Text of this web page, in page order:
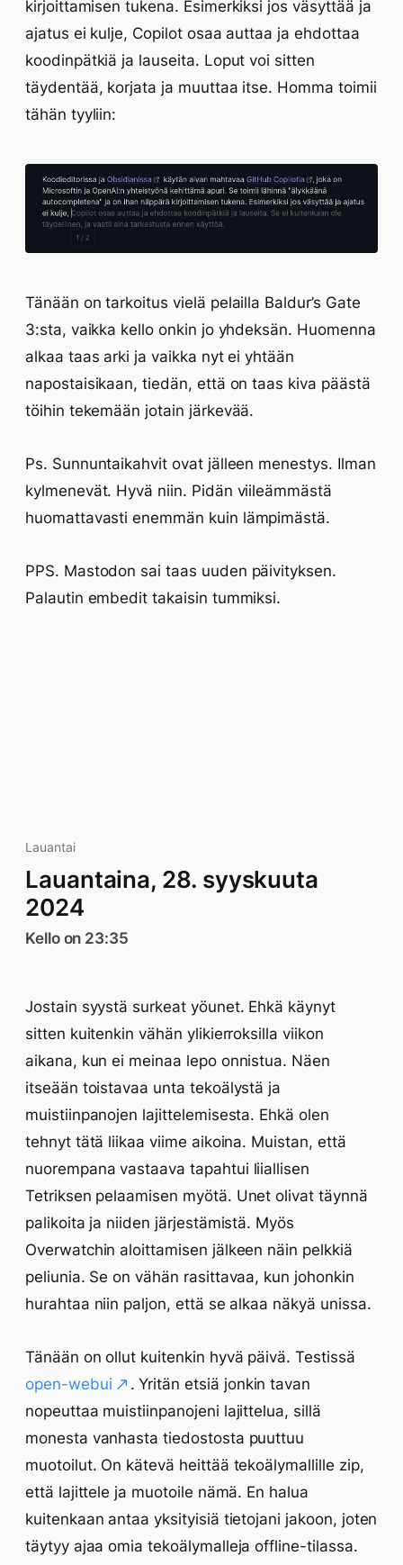
kirjoittamisen tukena. Esimerkiksi jos väsyttää ja
ajatus ei kulje, Copilot osaa auttaa ja ehdottaa
koodinpätkiä ja lauseita. Loput voi sitten
täydentää, korjata ja muuttaa itse. Homma toimii
tähän tyyliin:
Tänään on tarkoitus vielä pelailla Baldur’s Gate
3:sta, vaikka kello onkin jo yhdeksän. Huomenna
alkaa taas arki ja vaikka nyt ei yhtään
napostaisikaan, tiedän, että on taas kiva päästä
töihin tekemään jotain järkevää.
Ps. Sunnuntaikahvit ovat jälleen menestys. Ilman
kylmenevät. Hyvä niin. Pidän viileämmästä
huomattavasti enemmän kuin lämpimästä.
PPS. Mastodon sai taas uuden päivityksen.
Palautin embedit takaisin tummiksi.
Lauantai
Lauantaina, 28. syyskuuta
2024
Kello on 23:35
Jostain syystä surkeat yöunet. Ehkä käynyt
sitten kuitenkin vähän ylikierroksilla viikon
aikana, kun ei meinaa lepo onnistua. Näen
itseään toistavaa unta tekoälystä ja
muistiinpanojen lajittelemisesta. Ehkä olen
tehnyt tätä liikaa viime aikoina. Muistan, että
nuorempana vastaava tapahtui liiallisen
Tetriksen pelaamisen myötä. Unet olivat täynnä
palikoita ja niiden järjestämistä. Myös
Overwatchin aloittamisen jälkeen näin pelkkiä
peliunia. Se on vähän rasittavaa, kun johonkin
hurahtaa niin paljon, että se alkaa näkyä unissa.
Tänään on ollut kuitenkin hyvä päivä. Testissä
open-webui
. Yritän etsiä jonkin tavan
nopeuttaa muistiinpanojeni lajittelua, sillä
monesta vanhasta tiedostosta puuttuu
muotoilut. On kätevä heittää tekoälymallille zip,
että lajittele ja muotoile nämä. En halua
kuitenkaan antaa yksityisiä tietojani jakoon, joten
täytyy ajaa omia tekoälymalleja offline-tilassa.